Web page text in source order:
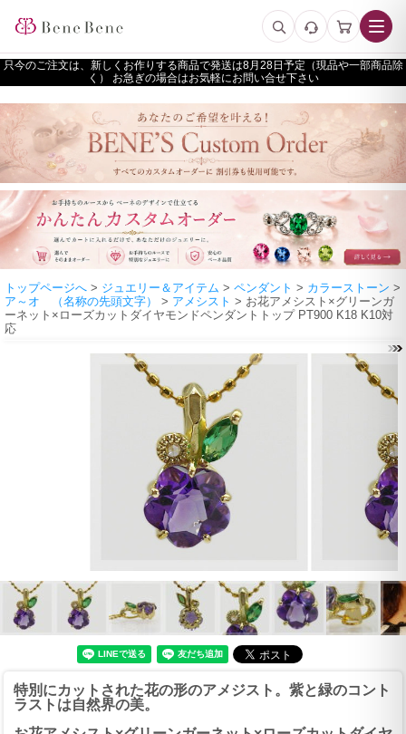
只今のご注文は、新しくお作りする商品で発送は
予定（現品や一部商品除
く） お急ぎの場合はお気軽にお問い合せ下さい
トップページへ > ジュエリー＆アイテム > ペンダント > カラーストーン >
ア～オ （名称の先頭文字）
> アメシスト > お花アメシスト×グリーンガ
ーネット×ローズカットダイヤモンドペンダントトップ PT900 K18 K10対
応
特別にカットされた花の形のアメジスト。紫と緑のコント
ラストは自然界の美。